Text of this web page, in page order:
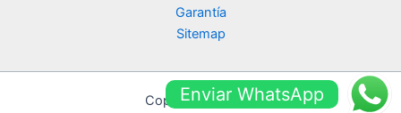
Garantía
Sitemap
Copyright © 2026
Enviar WhatsApp